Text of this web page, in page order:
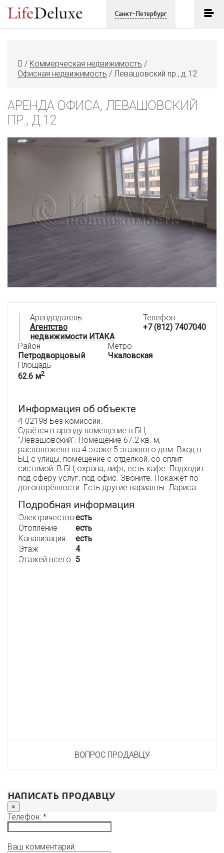
Санкт-Петербург
/ Коммерческая недвижимость /
Офисная недвижимость / Левашовский пр., д.12
АРЕНДА ОФИСА, ЛЕВАШОВСКИЙ
ПР., Д.12
Арендодатель
Агентство
недвижимости ИТАКА
Телефон
+7 (812) 7407040
Район
Петродворцовый
Метро
Чкаловская
Площадь
62.6 м2
Информация об объекте
4-02198 Без комиссии.
Сдаётся в аренду помещение в БЦ
"Левашовский". Помещение 67.2 кв. м,
расположено на 4 этаже 5 этажного дом. Вход в
БЦ с улицы, помещение с отделкой, со сплит
систнмой. В БЦ охрана, лифт, есть кафе. Подходит
под сферу услуг, под офис. Звоните. Покажет по
договорённости. Есть другие варианты. Лариса.
Подробная информация
Электричествоесть
Отопление
есть
Канализация
есть
Этаж
4
Этажей всего 5
ВОПРОС ПРОДАВЦУ
НАПИСАТЬ ПРОДАВЦУ
×
Телефон: *
Ваш комментарий: